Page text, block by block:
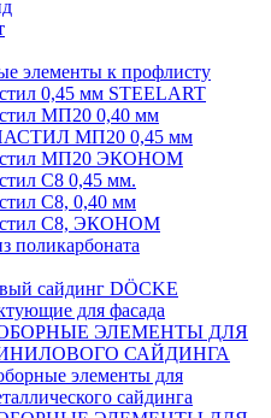
элементы к профлисту
0,45 мм STEELART
МП20 0,40 мм
МП20 0,45 мм
МП20 ЭКОНОМ
С8 0,45 мм.
С8, 0,40 мм
С8, ЭКОНОМ
поликарбоната
сайдинг DÖCKE
для фасада
ЭЛЕМЕНТЫ ДЛЯ
САЙДИНГА
элементы для
сайдинга